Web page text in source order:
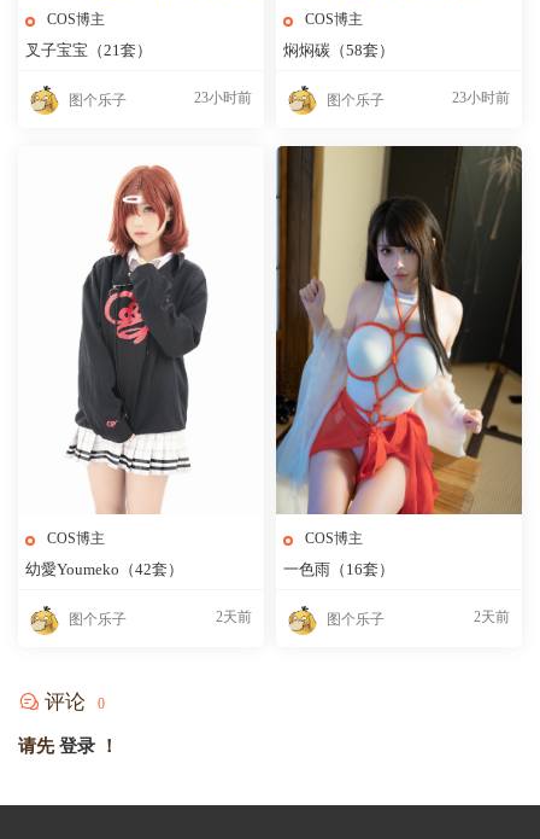
COS博主
叉子宝宝（21套）
图个乐子 23小时前
COS博主
焖焖碳（58套）
图个乐子 23小时前
COS博主
幼愛Youmeko（42套）
图个乐子 2天前
COS博主
一色雨（16套）
图个乐子 2天前
评论 0
请先登录 ！